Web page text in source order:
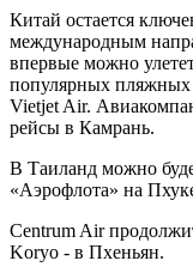
Китай остается
международным
впервые можно
популярных пляжных
Vietjet Air.
рейсы в Камрань.
В Таиланд можно
«Аэрофлота» на
Centrum Air
Koryo - в Пхеньян.